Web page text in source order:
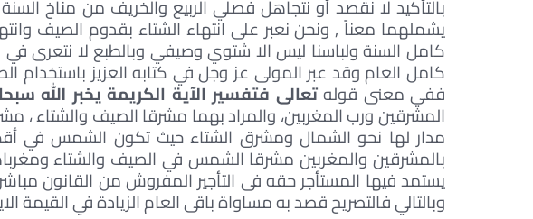
بالتأكيد لا نقصد أو نتجاهل فصلي الربيع والخريف من مناخ السنة
يشملهما معناً , ونحن نعبر على انتهاء الشتاء بقدوم الصيف
كامل السنة ولباسنا ليس الا شتوي وصيفي وبالطبع لا نتعرى في
كامل العام وقد عبر المولى عز وجل في كتابه العزيز باستخدام
ففي معنى قولهتعالى فتفسير الآية الكريمة يخبر الله
المشرقين ورب المغربين، والمراد بهما مشرقا الصيف
مدار لها نحو الشمال ومشرق الشتاء حيث تكون الشمس في
بالمشرقين والمغربين مشرقا الشمس في الصيف والشتاء
يستمد فيها المستأجر حقه فى التأجير المفروش من القانون
وبالتالي فالتصريح قصد به مساواة باقى العام الزيادة في القيمة